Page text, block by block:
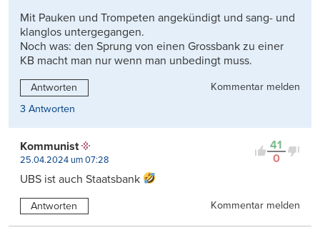
Mit Pauken und Trompeten angekündigt und sang- und
klanglos untergegangen.
Noch was: den Sprung von einen Grossbank zu einer
KB macht man nur wenn man unbedingt muss.
Antworten
Kommentar melden
3 Antworten
41
0
Kommunist
25.04.2024 um 07:28
UBS ist auch Staatsbank
Antworten Kommentar melden